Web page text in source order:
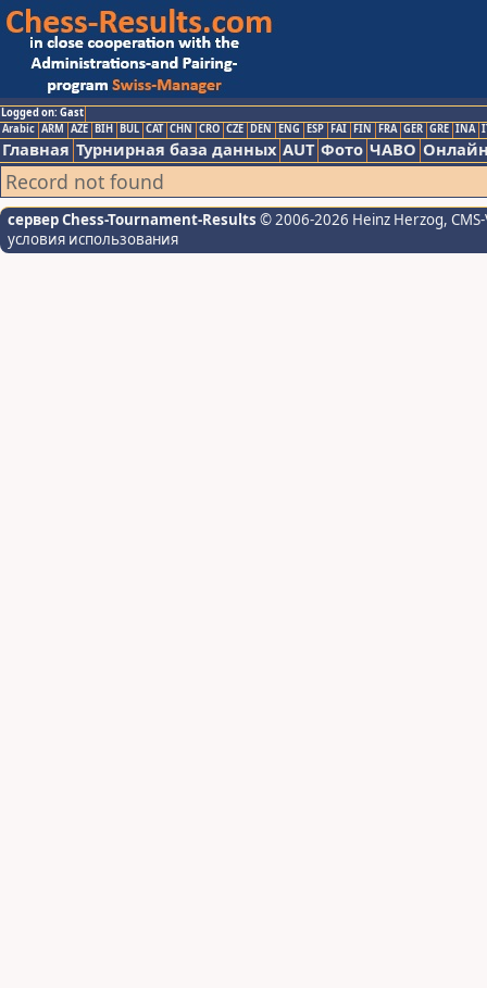
Logged on: Gast
Arabic ARM AZE BIH BUL CAT CHN CRO CZE DEN ENG ESP FAI FIN FRA GER GRE INA
Главная Турнирная база данных AUT Фото ЧАВО
Record not found
сервер Chess-Tournament-Results © 2006-2026 Heinz Herzog,
условия использования